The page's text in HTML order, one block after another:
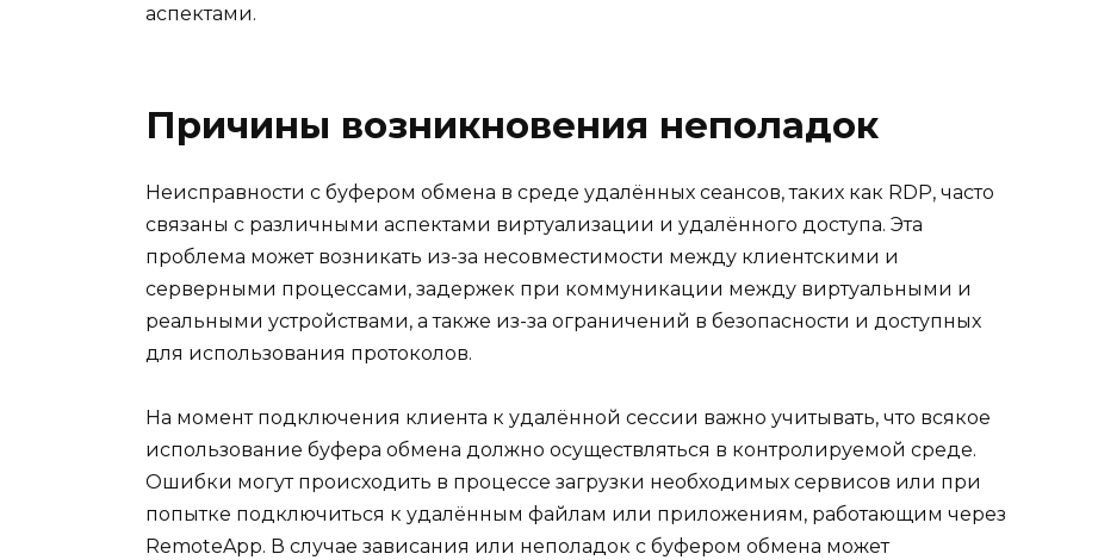
аспектами.
Причины возникновения неполадок
Неисправности с буфером обмена в среде удалённых сеансов, таких как RDP, часто
связаны с различными аспектами виртуализации и удалённого доступа. Эта
проблема может возникать из-за несовместимости между клиентскими и
серверными процессами, задержек при коммуникации между виртуальными и
реальными устройствами, а также из-за ограничений в безопасности и доступных
для использования протоколов.
На момент подключения клиента к удалённой сессии важно учитывать, что всякое
использование буфера обмена должно осуществляться в контролируемой среде.
Ошибки могут происходить в процессе загрузки необходимых сервисов или при
попытке подключиться к удалённым файлам или приложениям, работающим через
RemoteApp. В случае зависания или неполадок с буфером обмена может